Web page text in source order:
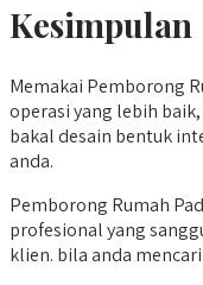
Kesimpulan
Memakai Pemborong
operasi yang lebih
bakal desain bentuk
anda.
Pemborong Rumah
profesional yang
klien. bila anda